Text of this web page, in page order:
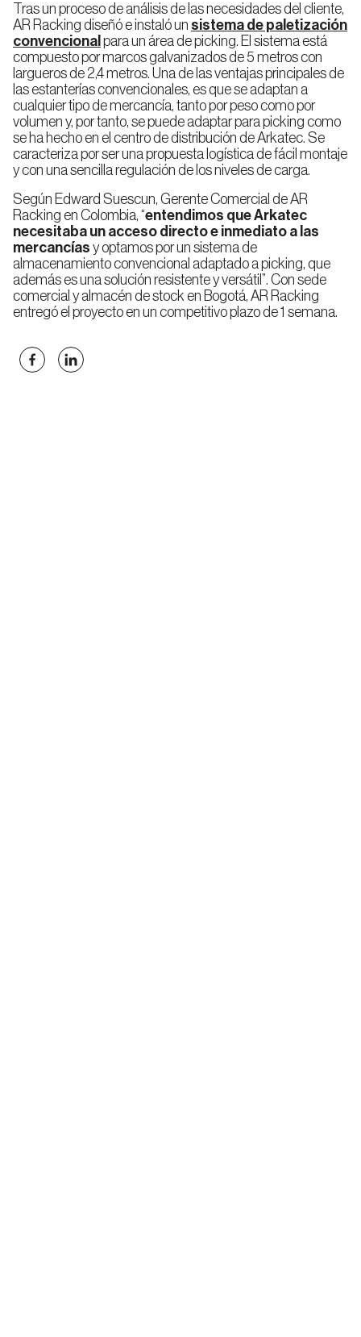
Acumulativo
Drive
in
Rack
de
Bases
Móviles
Dinámico
por
gravedad
(FIFO)
Rack
Push-
Back
Ingenieria
de
proyectos
Inspección
técnica
Tras un proceso de análisis de las necesidades del cliente,
AR Racking diseñó e instaló un sistema de paletización
convencional para un área de picking. El sistema está
compuesto por marcos galvanizados de 5 metros con
largueros de 2,4 metros. Una de las ventajas principales de
las estanterías convencionales, es que se adaptan a
cualquier tipo de mercancía, tanto por peso como por
volumen y, por tanto, se puede adaptar para picking como
se ha hecho en el centro de distribución de Arkatec. Se
caracteriza por ser una propuesta logística de fácil montaje
y con una sencilla regulación de los niveles de carga.
Según Edward Suescun, Gerente Comercial de AR
Racking en Colombia, “entendimos que Arkatec
necesitaba un acceso directo e inmediato a las
mercancías y optamos por un sistema de
almacenamiento convencional adaptado a picking, que
además es una solución resistente y versátil”. Con sede
comercial y almacén de stock en Bogotá, AR Racking
entregó el proyecto en un competitivo plazo de 1 semana.